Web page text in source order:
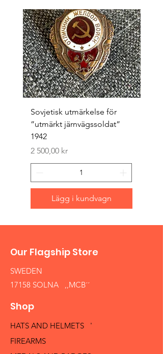
Sovjetisk utmärkelse för
”utmärkt järnvägssoldat”
1942
Pris
2 500,00 kr
Lägg i kundvagn
Our Flagship Store
SWEDEN
17158 SOLNA ,,MCB´´
Shop
HATS AND HELMETS '
FIREARMS